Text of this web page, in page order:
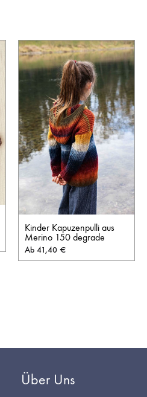
Kinder Kapuzenpulli aus
Merino 150 degrade
Ab 41,40 €
Über Uns